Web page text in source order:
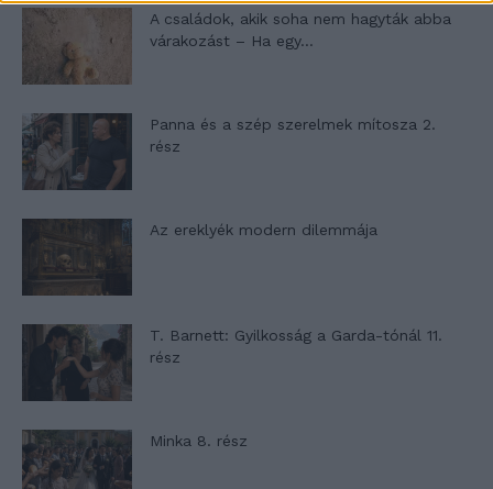
A családok, akik soha nem hagyták abba
várakozást – Ha egy...
Panna és a szép szerelmek mítosza 2.
rész
Az ereklyék modern dilemmája
T. Barnett: Gyilkosság a Garda-tónál 11.
rész
Minka 8. rész